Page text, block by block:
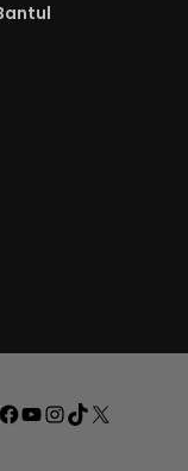
Facebook
YouTube
Instagram
TikTok
X